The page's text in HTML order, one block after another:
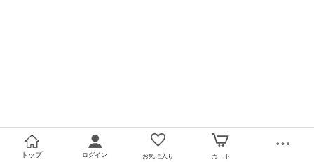
トップ ログイン お気に入り カート